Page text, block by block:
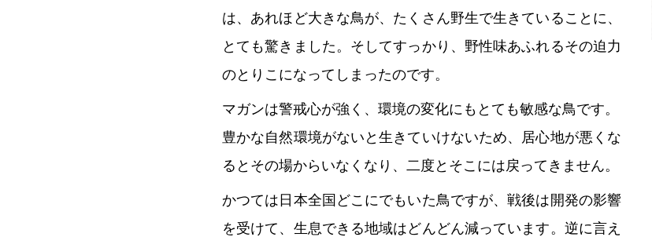
は、あれほど大きな鳥が、たくさん野生で生きていることに、
とても驚きました。そしてすっかり、野性味あふれるその迫力
のとりこになってしまったのです。
マガンは警戒心が強く、環境の変化にもとても敏感な鳥です。
豊かな自然環境がないと生きていけないため、居心地が悪くな
るとその場からいなくなり、二度とそこには戻ってきません。
かつては日本全国どこにでもいた鳥ですが、戦後は開発の影響
を受けて、生息できる地域はどんどん減っています。逆に言え